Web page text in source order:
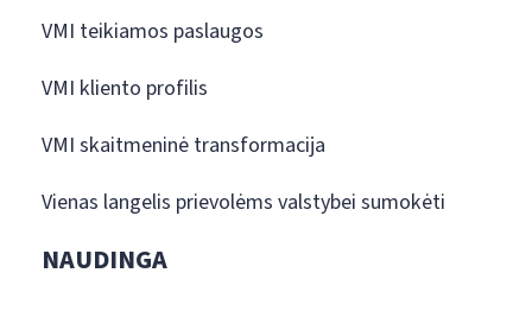
VMI teikiamos paslaugos
VMI kliento profilis
VMI skaitmeninė transformacija
Vienas langelis prievolėms valstybei sumokėti
NAUDINGA